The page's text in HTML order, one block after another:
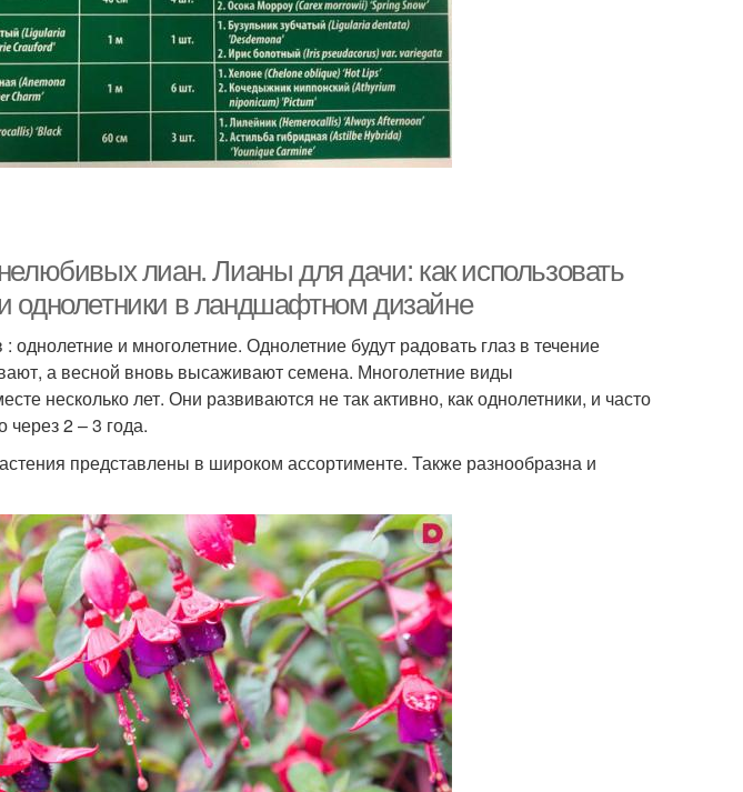
лиан. Лианы для дачи: как использовать
однолетники в ландшафтном дизайне
и многолетние. Однолетние будут радовать глаз в течение
а весной вновь высаживают семена. Многолетние виды
несколько лет. Они развиваются не так активно, как однолетники, и часто
через 2 – 3 года.
представлены в широком ассортименте. Также разнообразна и